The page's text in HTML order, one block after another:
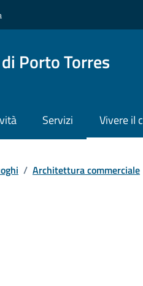
Porto Torres
Servizi Vivere il
/ Architettura commerciale